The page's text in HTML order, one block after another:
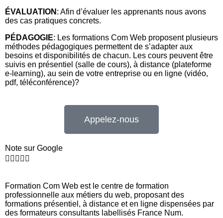
ÉVALUATION : Afin d’évaluer les apprenants nous avons
des cas pratiques concrets.
PÉDAGOGIE: Les formations Com Web proposent plusieurs
méthodes pédagogiques permettent de s’adapter aux
besoins et disponibilités de chacun. Les cours peuvent être
suivis en présentiel (salle de cours), à distance (plateforme
e-learning), au sein de votre entreprise ou en ligne (vidéo,
pdf, téléconférence)?
Appelez-nous
Note sur Google
    
Formation Com Web est le centre de formation
professionnelle aux métiers du web, proposant des
formations présentiel, à distance et en ligne dispensées par
des formateurs consultants labellisés France Num.